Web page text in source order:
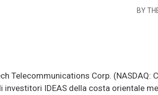
BY
Telecommunications Corp.
investitori IDEAS della costa orientale